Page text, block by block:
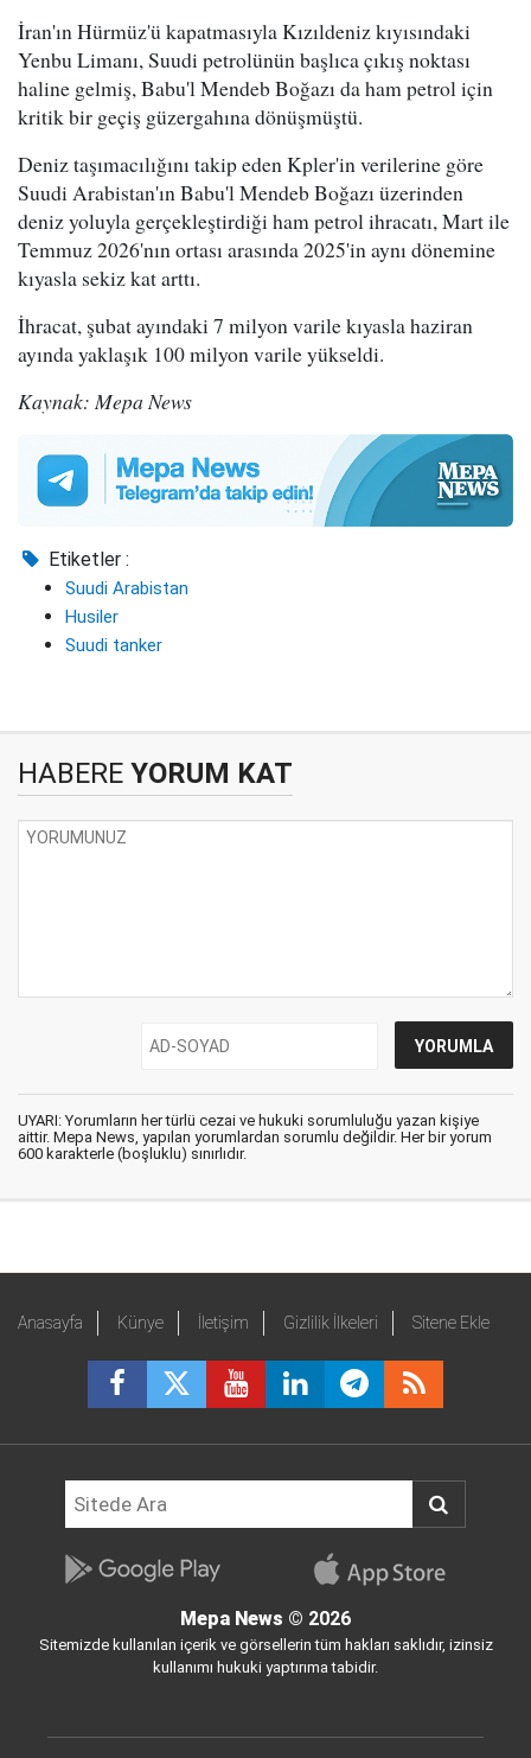
İran'ın Hürmüz'ü kapatmasıyla Kızıldeniz kıyısındaki
Yenbu Limanı, Suudi petrolünün başlıca çıkış noktası
haline gelmiş, Babu'l Mendeb Boğazı da ham petrol için
kritik bir geçiş güzergahına dönüşmüştü.
Deniz taşımacılığını takip eden Kpler'in verilerine göre
Suudi Arabistan'ın Babu'l Mendeb Boğazı üzerinden
deniz yoluyla gerçekleştirdiği ham petrol ihracatı, Mart ile
Temmuz 2026'nın ortası arasında 2025'in aynı dönemine
kıyasla sekiz kat arttı.
İhracat, şubat ayındaki 7 milyon varile kıyasla haziran
ayında yaklaşık 100 milyon varile yükseldi.
Kaynak: Mepa News
Etiketler :
Suudi Arabistan
Husiler
Suudi tanker
HABERE YORUM KAT
UYARI: Yorumların her türlü cezai ve hukuki sorumluluğu yazan kişiye
aittir. Mepa News, yapılan yorumlardan sorumlu değildir. Her bir yorum
600 karakterle (boşluklu) sınırlıdır.
Anasayfa Künye İletişim Gizlilik İlkeleri Sitene Ekle
Mepa News © 2026
Sitemizde kullanılan içerik ve görsellerin tüm hakları saklıdır, izinsiz
kullanımı hukuki yaptırıma tabidir.